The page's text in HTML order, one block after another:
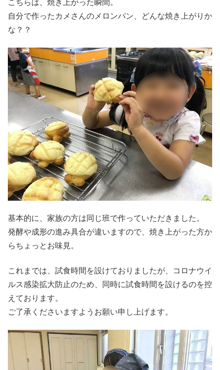
こちらは、焼き上がった瞬間。
自分で作ったカメさんのメロンパン、どんな焼き上がりか
な？？
基本的に、家族の方は同じ班で作っていただきました。
発酵や成形の進み具合が違いますので、焼き上がった方か
らちょっとお味見。
これまでは、試食時間を設けておりましたが、コロナウイ
ルス感染拡大防止のため、同時に試食時間を設けるのを控
えております。
ご了承くださいますようお願い申し上げます。